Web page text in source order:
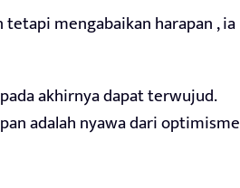
mengabaikan harapan , ia
akhirnya dapat terwujud.
adalah nyawa dari optimisme